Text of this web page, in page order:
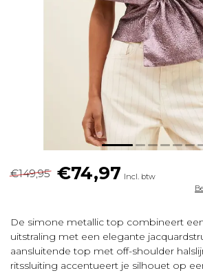
€149,95 €74,97 Incl. btw
De simone metallic top combineert
uitstraling met een elegante
aansluitende top met off-shoulder
ritssluiting accentueert je silhouet op